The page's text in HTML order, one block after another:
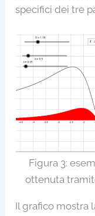
specifici dei tre
Figura 3:
ottenuta
Il grafico mostra